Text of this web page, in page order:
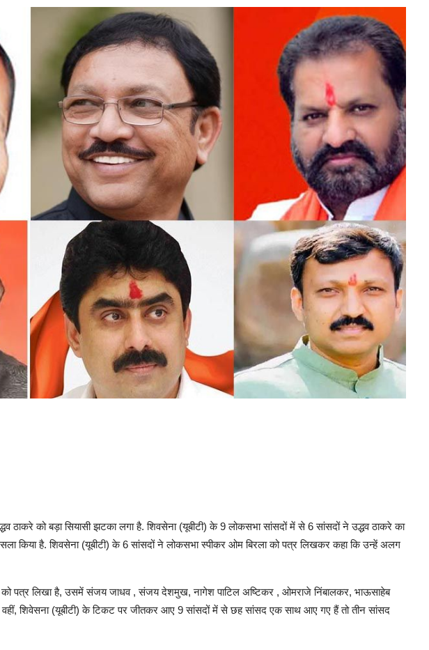
ठाकरे को बड़ा सियासी झटका लगा है. शिवसेना (यूबीटी) के 9 लोकसभा सांसदों में से 6 सांसदों ने उद्धव ठाकरे का
किया है. शिवसेना (यूबीटी) के 6 सांसदों ने लोकसभा स्पीकर ओम बिरला को पत्र लिखकर कहा कि उन्हें अलग
को पत्र लिखा है, उसमें संजय जाधव , संजय देशमुख, नागेश पाटिल अष्टिकर , ओमराजे निंबालकर, भाऊसाहेब
वहीं, शिवेसना (यूबीटी) के टिकट पर जीतकर आए 9 सांसदों में से छह सांसद एक साथ आए गए हैं तो तीन सांसद